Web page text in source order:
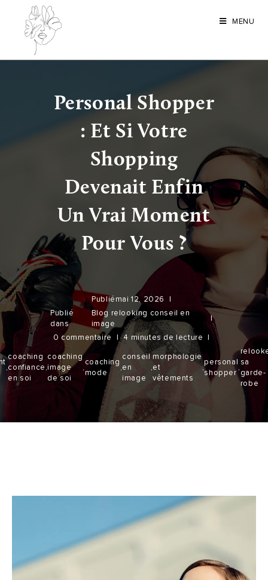
MENU
Personal Shopper
: Et Si Votre
Shopping
Devenait Enfin
Un Vrai Moment
Pour Vous ?
Publié mai 12, 2026
Publié
dans
Blog relooking conseil en
image
0 commentaire
4 minutes de lecture
,
coaching
confiance
en soi
,
coaching
image
de soi
,
coaching
mode
,
conseil
en
image
,
morphologie
et
vêtements
,
personal
shopper
,
sa
garde-
robe